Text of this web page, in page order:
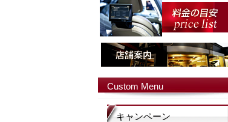
Custom Menu
キャンペーン